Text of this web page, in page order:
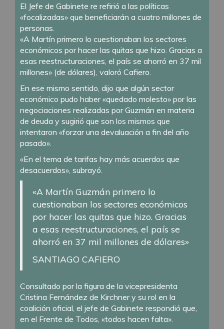
El Jefe de Gabinete re refirió a las políticas
«focalizadas» que beneficiarán a cuatro millones de
personas.
«A Martín primero lo cuestionaban los sectores
económicos por hacer las quitas que hizo. Gracias a
esas reestructuraciones, el país se ahorró en 37 mil
millones» (de dólares), valoró Cafiero.
En ese mismo sentido, dijo que algún sector
económico pudo haber «quedado molesto» por las
negociaciones realizadas por Guzmán en materia
de deuda y sugirió que son los mismos que
intentaron «forzar una devaluación a fin del año
pasado».
«En el tema de tarifas hay más acuerdos que
desacuerdos», subrayó.
«A Martín Guzmán primero lo
cuestionaban los sectores económicos
por hacer las quitas que hizo. Gracias
a esas reestructuraciones, el país se
ahorró en 37 mil millones de dólares»
SANTIAGO CAFIERO
Consultado por la figura de la vicepresidenta
Cristina Fernández de Kirchner y su rol en la
coalición oficial, el jefe de Gabinete respondió que,
en el Frente de Todos, «todos hacen falta».